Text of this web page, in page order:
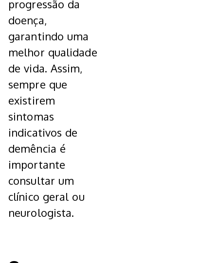
progressão da
doença,
garantindo uma
melhor qualidade
de vida. Assim,
sempre que
existirem
sintomas
indicativos de
demência é
importante
consultar um
clínico geral ou
neurologista.